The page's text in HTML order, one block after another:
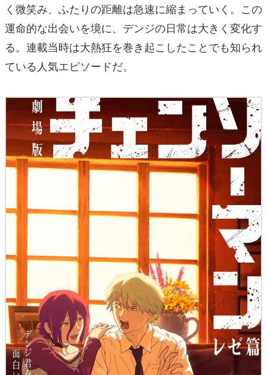
く微笑み、ふたりの距離は急速に縮まっていく。この
運命的な出会いを境に、デンジの日常は大きく変化す
る。連載当時は大熱狂を巻き起こしたことでも知られ
ている人気エピソードだ。